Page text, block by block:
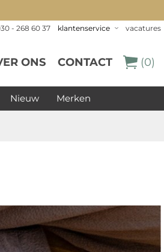
- 268 60 37 klantenservice vacatures
ONS CONTACT (0)
Nieuw Merken